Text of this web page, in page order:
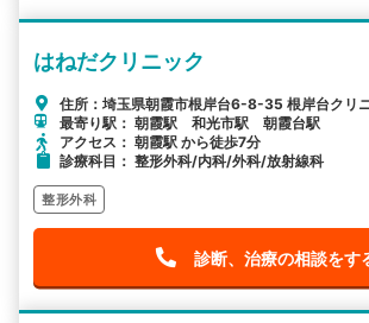
はねだクリニック
住所：埼玉県朝霞市根岸台6-8-35 根岸台クリ
最寄り駅： 朝霞駅 和光市駅 朝霞台駅
アクセス： 朝霞駅 から徒歩7分
診療科目： 整形外科/内科/外科/放射線科
整形外科
診断、治療の相談をす